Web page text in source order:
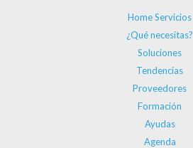
Home Servicios
¿Qué necesitas?
Soluciones
Tendencias
Proveedores
Formación
Ayudas
Agenda